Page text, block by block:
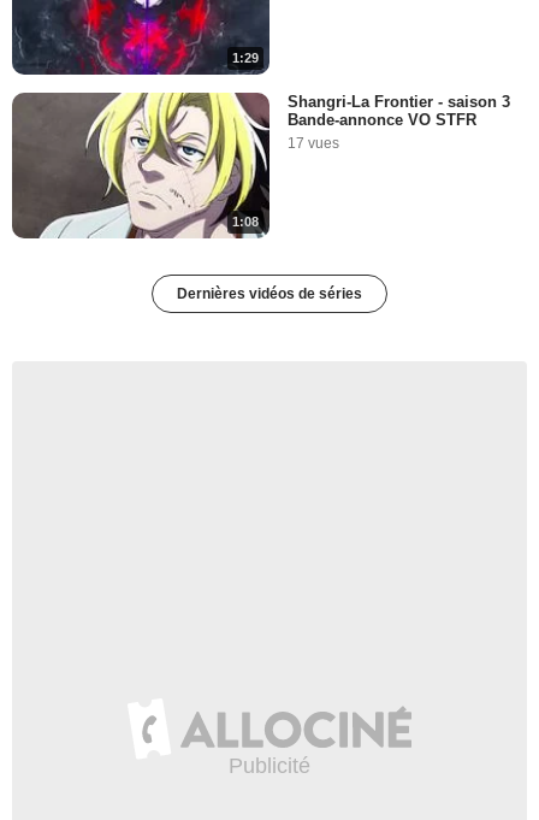
1:29
1:08
Shangri-La Frontier - saison 3
Bande-annonce VO STFR
17 vues
Dernières vidéos de séries